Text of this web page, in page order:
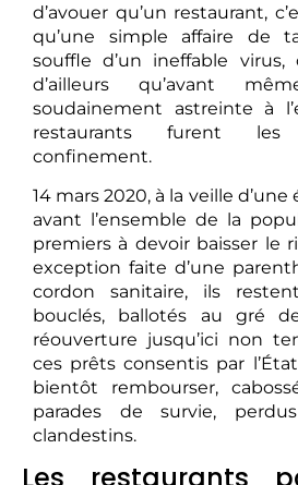
d’avouer qu’un restaurant,
qu’une simple affaire de
souffle d’un ineffable virus,
d’ailleurs qu’avant
soudainement astreinte à
restaurants furent
confinement.
14 mars 2020, à la veille
avant l’ensemble de la
premiers à devoir baisser le
exception faite d’une
cordon sanitaire, ils
bouclés, ballotés au gré
réouverture jusqu’ici non
ces prêts consentis par
bientôt rembourser,
parades de survie,
clandestins.